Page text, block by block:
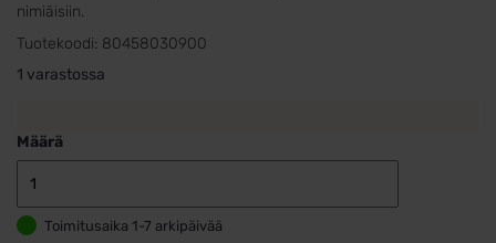
nimiäisiin.
Tuotekoodi: 80458030900
1 varastossa
Määrä
Toimitusaika 1-7 arkipäivää